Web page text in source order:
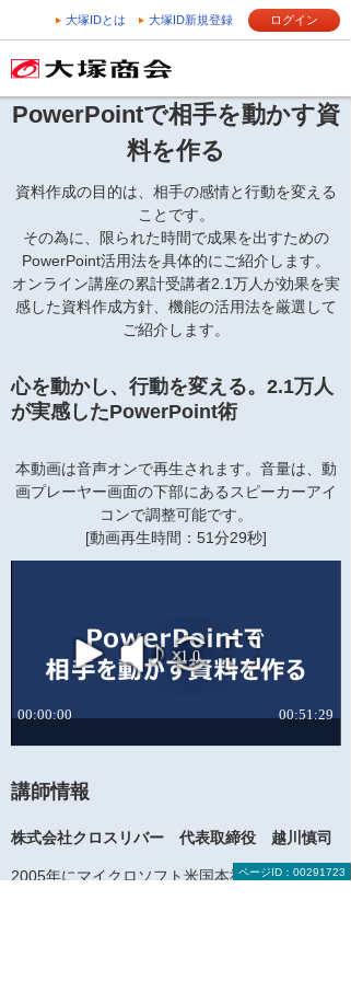
大塚IDとは 大塚ID新規登録 ログイン
PowerPointで相手を動かす資
料を作る
資料作成の目的は、相手の感情と行動を変える
ことです。
その為に、限られた時間で成果を出すための
PowerPoint活用法を具体的にご紹介します。
オンライン講座の累計受講者2.1万人が効果を実
感した資料作成方針、機能の活用法を厳選して
ご紹介します。
心を動かし、行動を変える。 2.1万人
が実感したPowerPoint術
本動画は音声オンで再生されます。音量は、動
画プレーヤー画面の下部にあるスピーカーアイ
コンで調整可能です。
[動画再生時間：51分29秒]
講師情報
株式会社クロスリバー 代表取締役 越川慎司
2005年にマイクロソフト米国本社へ入社。その
ページID：00291723